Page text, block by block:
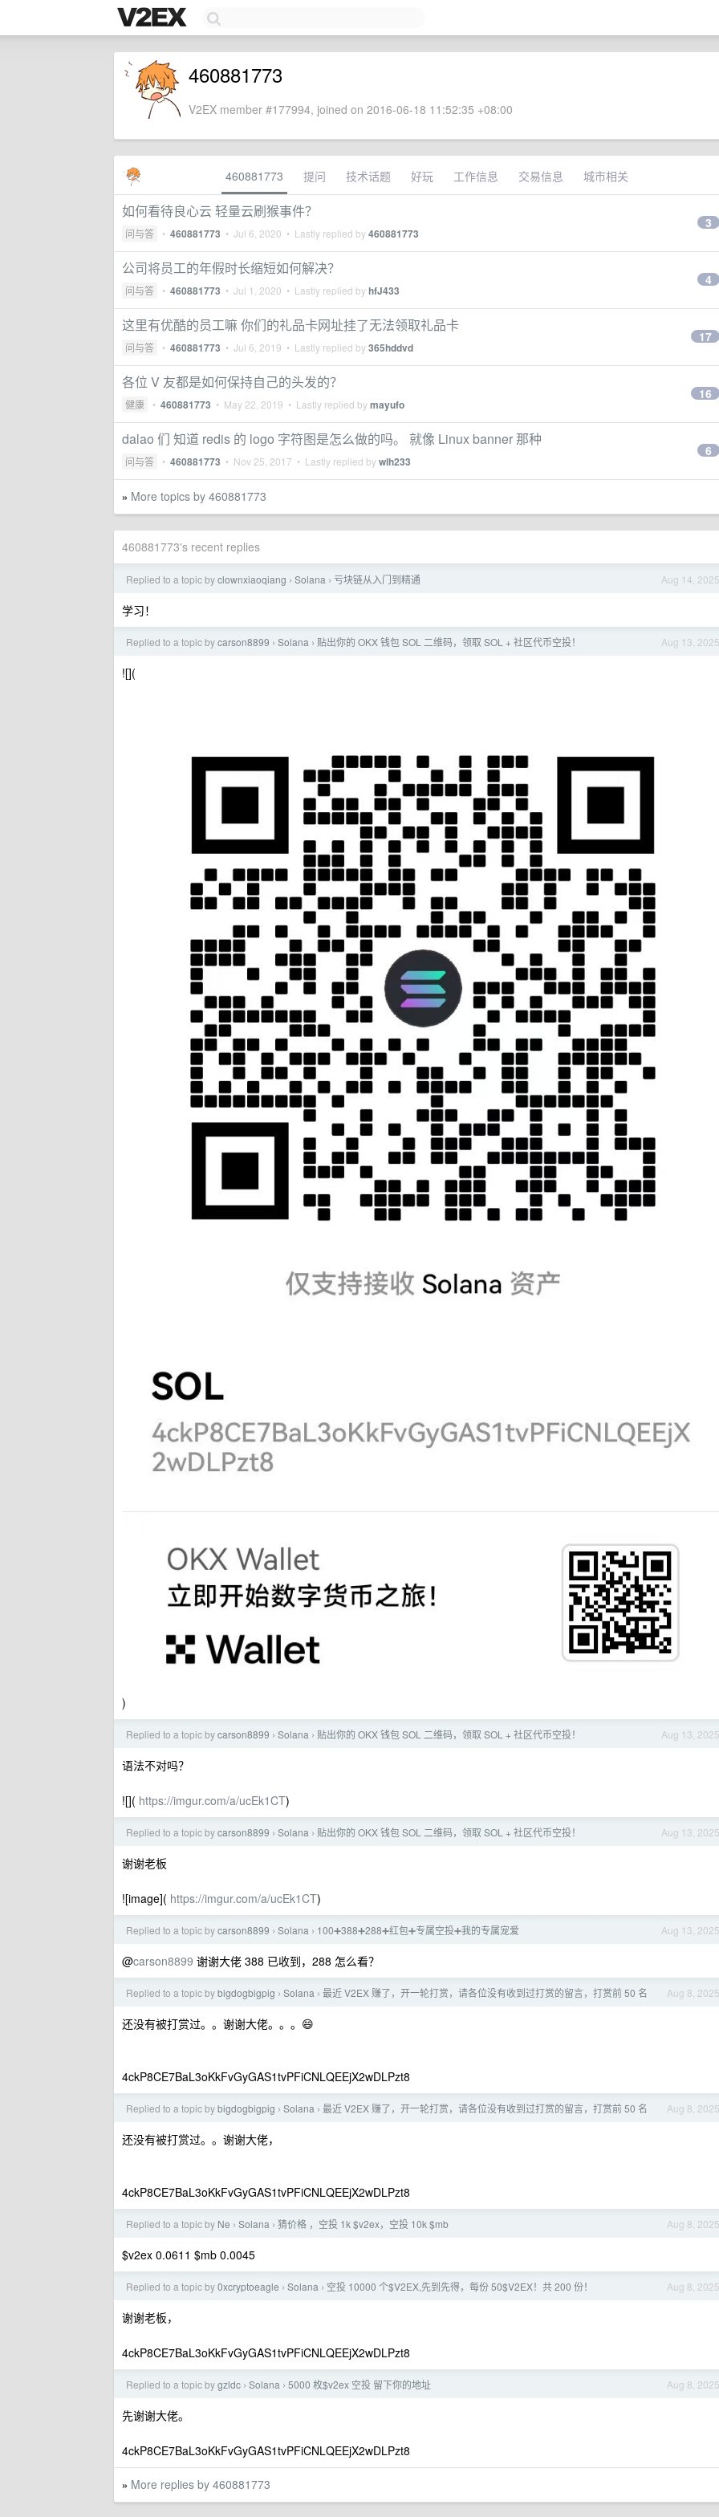
460881773
V2EX member #177994, joined on 2016-06-18 11:52:35 +08:00
460881773 提问 技术话题 好玩 工作信息 交易信息 城市相关
如何看待良心云 轻量云刷猴事件？
问与答 • 460881773 • Jul 6, 2020 • Lastly replied by460881773
3
公司将员工的年假时长缩短如何解决？
问与答 • 460881773 • Jul 1, 2020 • Lastly replied byhfJ433
4
这里有优酷的员工嘛 你们的礼品卡网址挂了无法领取礼品卡
问与答 • 460881773 • Jul 6, 2019 • Lastly replied by365hddvd
17
各位 V 友都是如何保持自己的头发的？
健康 • 460881773 • May 22, 2019 • Lastly replied bymayufo
16
dalao 们 知道 redis 的 logo 字符图是怎么做的吗。 就像 Linux banner 那种
问与答 • 460881773 • Nov 25, 2017 • Lastly replied bywlh233
6
» More topics by 460881773
460881773's recent replies
Aug 14, 2025
Replied to a topic byclownxiaoqiang › Solana › 亏块链从入门到精通
学习！
Aug 13, 2025
Replied to a topic bycarson8899 › Solana › 贴出你的 OKX 钱包 SOL 二维码，领取 SOL + 社区代币空投！
![](
)
Aug 13, 2025
Replied to a topic bycarson8899 › Solana › 贴出你的 OKX 钱包 SOL 二维码，领取 SOL + 社区代币空投！
语法不对吗？
![]( https://imgur.com/a/ucEk1CT)
Aug 13, 2025
Replied to a topic bycarson8899 › Solana › 贴出你的 OKX 钱包 SOL 二维码，领取 SOL + 社区代币空投！
谢谢老板
![image]( https://imgur.com/a/ucEk1CT)
Aug 13, 2025
Replied to a topic bycarson8899 › Solana › 100➕388➕288➕红包➕专属空投➕我的专属宠爱
@carson8899 谢谢大佬 388 已收到，288 怎么看？
Aug 8, 2025
Replied to a topic bybigdogbigpig › Solana › 最近 V2EX 赚了，开一轮打赏，请各位没有收到过打赏的留言，打赏前 50 名
还没有被打赏过。。谢谢大佬。。。😄
4ckP8CE7BaL3oKkFvGyGAS1tvPFiCNLQEEjX2wDLPzt8
Aug 8, 2025
Replied to a topic bybigdogbigpig › Solana › 最近 V2EX 赚了，开一轮打赏，请各位没有收到过打赏的留言，打赏前 50 名
还没有被打赏过。。谢谢大佬，
4ckP8CE7BaL3oKkFvGyGAS1tvPFiCNLQEEjX2wDLPzt8
Aug 8, 2025
Replied to a topic by Ne › Solana › 猜价格 ，空投 1k $v2ex，空投 10k $mb
$v2ex 0.0611 $mb 0.0045
Aug 8, 2025
Replied to a topic by0xcryptoeagle › Solana › 空投 10000 个$V2EX,先到先得，每份 50$V2EX！共 200 份！
谢谢老板，
4ckP8CE7BaL3oKkFvGyGAS1tvPFiCNLQEEjX2wDLPzt8
Aug 8, 2025
Replied to a topic bygzldc › Solana › 5000 枚$v2ex 空投 留下你的地址
先谢谢大佬。
4ckP8CE7BaL3oKkFvGyGAS1tvPFiCNLQEEjX2wDLPzt8
» More replies by 460881773